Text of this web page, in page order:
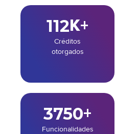
142K+
Créditos
otorgados
4750+
Funcionalidades